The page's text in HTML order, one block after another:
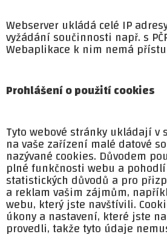
Webserver ukládá celé IP
vyžádání součinnosti např. s
Webaplikace k nim nemá
Prohlášení o použití cookies
Tyto webové stránky ukládají v
na vaše zařízení malé datové
nazývané cookies. Důvodem
plné funkčnosti webu a
statistických důvodů a pro
a reklam vašim zájmům,
webu, který jste navštívili.
úkony a nastavení, které jste
provedli, takže tyto údaje